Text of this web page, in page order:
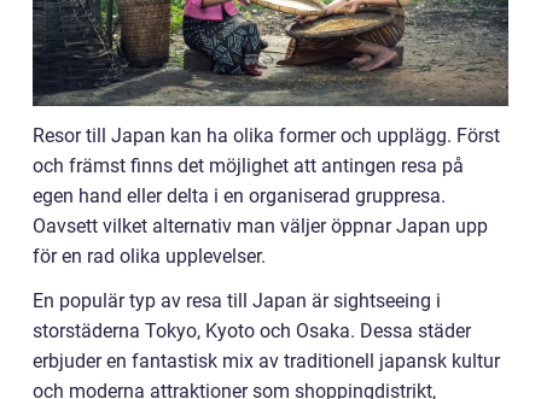
Resor till Japan kan ha olika former och upplägg. Först
och främst finns det möjlighet att antingen resa på
egen hand eller delta i en organiserad gruppresa.
Oavsett vilket alternativ man väljer öppnar Japan upp
för en rad olika upplevelser.
En populär typ av resa till Japan är sightseeing i
storstäderna Tokyo, Kyoto och Osaka. Dessa städer
erbjuder en fantastisk mix av traditionell japansk kultur
och moderna attraktioner som shoppingdistrikt,